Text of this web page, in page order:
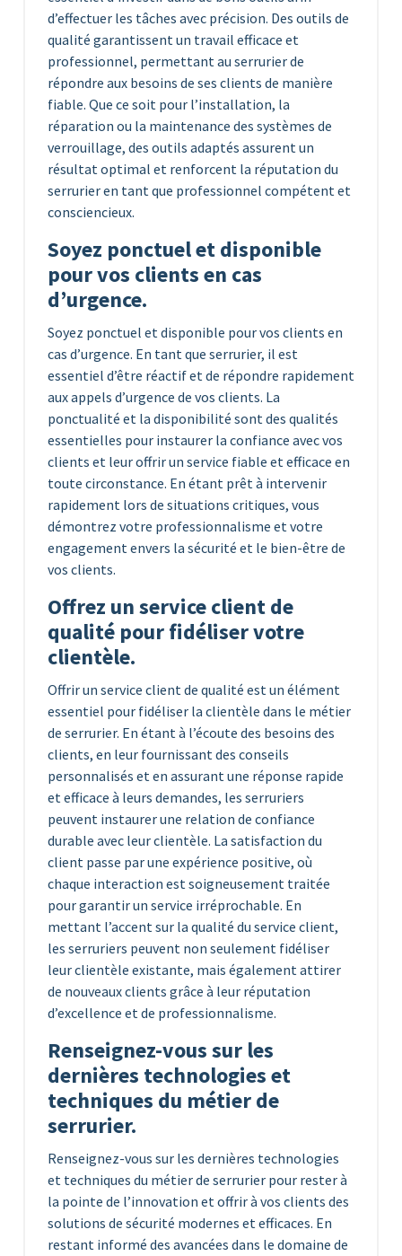
d’effectuer les tâches avec précision. Des outils de
qualité garantissent un travail efficace et
professionnel, permettant au serrurier de
répondre aux besoins de ses clients de manière
fiable. Que ce soit pour l’installation, la
réparation ou la maintenance des systèmes de
verrouillage, des outils adaptés assurent un
résultat optimal et renforcent la réputation du
serrurier en tant que professionnel compétent et
consciencieux.
Soyez ponctuel et disponible
pour vos clients en cas
d’urgence.
Soyez ponctuel et disponible pour vos clients en
cas d’urgence. En tant que serrurier, il est
essentiel d’être réactif et de répondre rapidement
aux appels d’urgence de vos clients. La
ponctualité et la disponibilité sont des qualités
essentielles pour instaurer la confiance avec vos
clients et leur offrir un service fiable et efficace en
toute circonstance. En étant prêt à intervenir
rapidement lors de situations critiques, vous
démontrez votre professionnalisme et votre
engagement envers la sécurité et le bien-être de
vos clients.
Offrez un service client de
qualité pour fidéliser votre
clientèle.
Offrir un service client de qualité est un élément
essentiel pour fidéliser la clientèle dans le métier
de serrurier. En étant à l’écoute des besoins des
clients, en leur fournissant des conseils
personnalisés et en assurant une réponse rapide
et efficace à leurs demandes, les serruriers
peuvent instaurer une relation de confiance
durable avec leur clientèle. La satisfaction du
client passe par une expérience positive, où
chaque interaction est soigneusement traitée
pour garantir un service irréprochable. En
mettant l’accent sur la qualité du service client,
les serruriers peuvent non seulement fidéliser
leur clientèle existante, mais également attirer
de nouveaux clients grâce à leur réputation
d’excellence et de professionnalisme.
Renseignez-vous sur les
dernières technologies et
techniques du métier de
serrurier.
Renseignez-vous sur les dernières technologies
et techniques du métier de serrurier pour rester à
la pointe de l’innovation et offrir à vos clients des
solutions de sécurité modernes et efficaces. En
restant informé des avancées dans le domaine de